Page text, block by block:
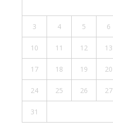
3 4 5 6
10 11 12 13
17 18 19 20
24 25 26 27
31